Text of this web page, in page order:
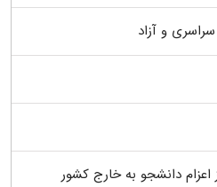
و آزاد
دانشجو به خارج کشور